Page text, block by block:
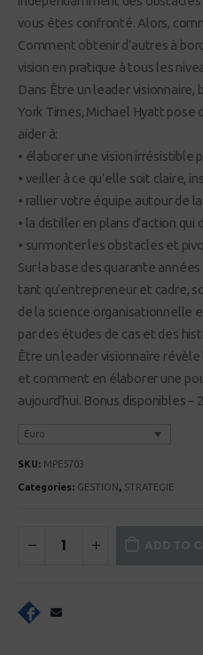
vous êtes confronté. Alors,
Comment obtenir d’autres à
vision en pratique à tous les
Dans Être un leader
York Times, Michael Hyatt pose
aider à:
• élaborer une vision irrésistible
• veiller à ce qu’elle soit claire,
• rallier votre équipe autour de
• la distiller en plans d’action
• surmonter les obstacles et
Sur la base des quarante
tant qu’entrepreneur et cadre,
de la science organisationnelle
par des études de cas et des
Être un leader visionnaire
et comment en élaborer une
aujourd’hui. Bonus disponibles –
Euro
SKU: MPE5703
Categories: GESTION, STRATEGIE